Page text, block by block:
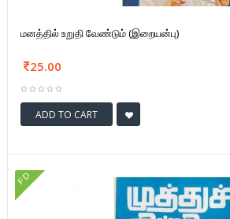
மனத்தில் உறுதி வேண்டும் (இறையன்பு)
25.00
ADD TO CART
FD